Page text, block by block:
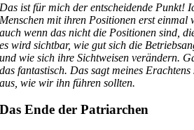
Das ist für mich der entscheidende Punkt!
Menschen mit ihren Positionen erst einmal
auch wenn das nicht die Positionen sind,
es wird sichtbar, wie gut sich die
und wie sich ihre Sichtweisen verändern.
das fantastisch. Das sagt meines
aus, wie wir ihn führen sollten.
Das Ende der Patriarchen